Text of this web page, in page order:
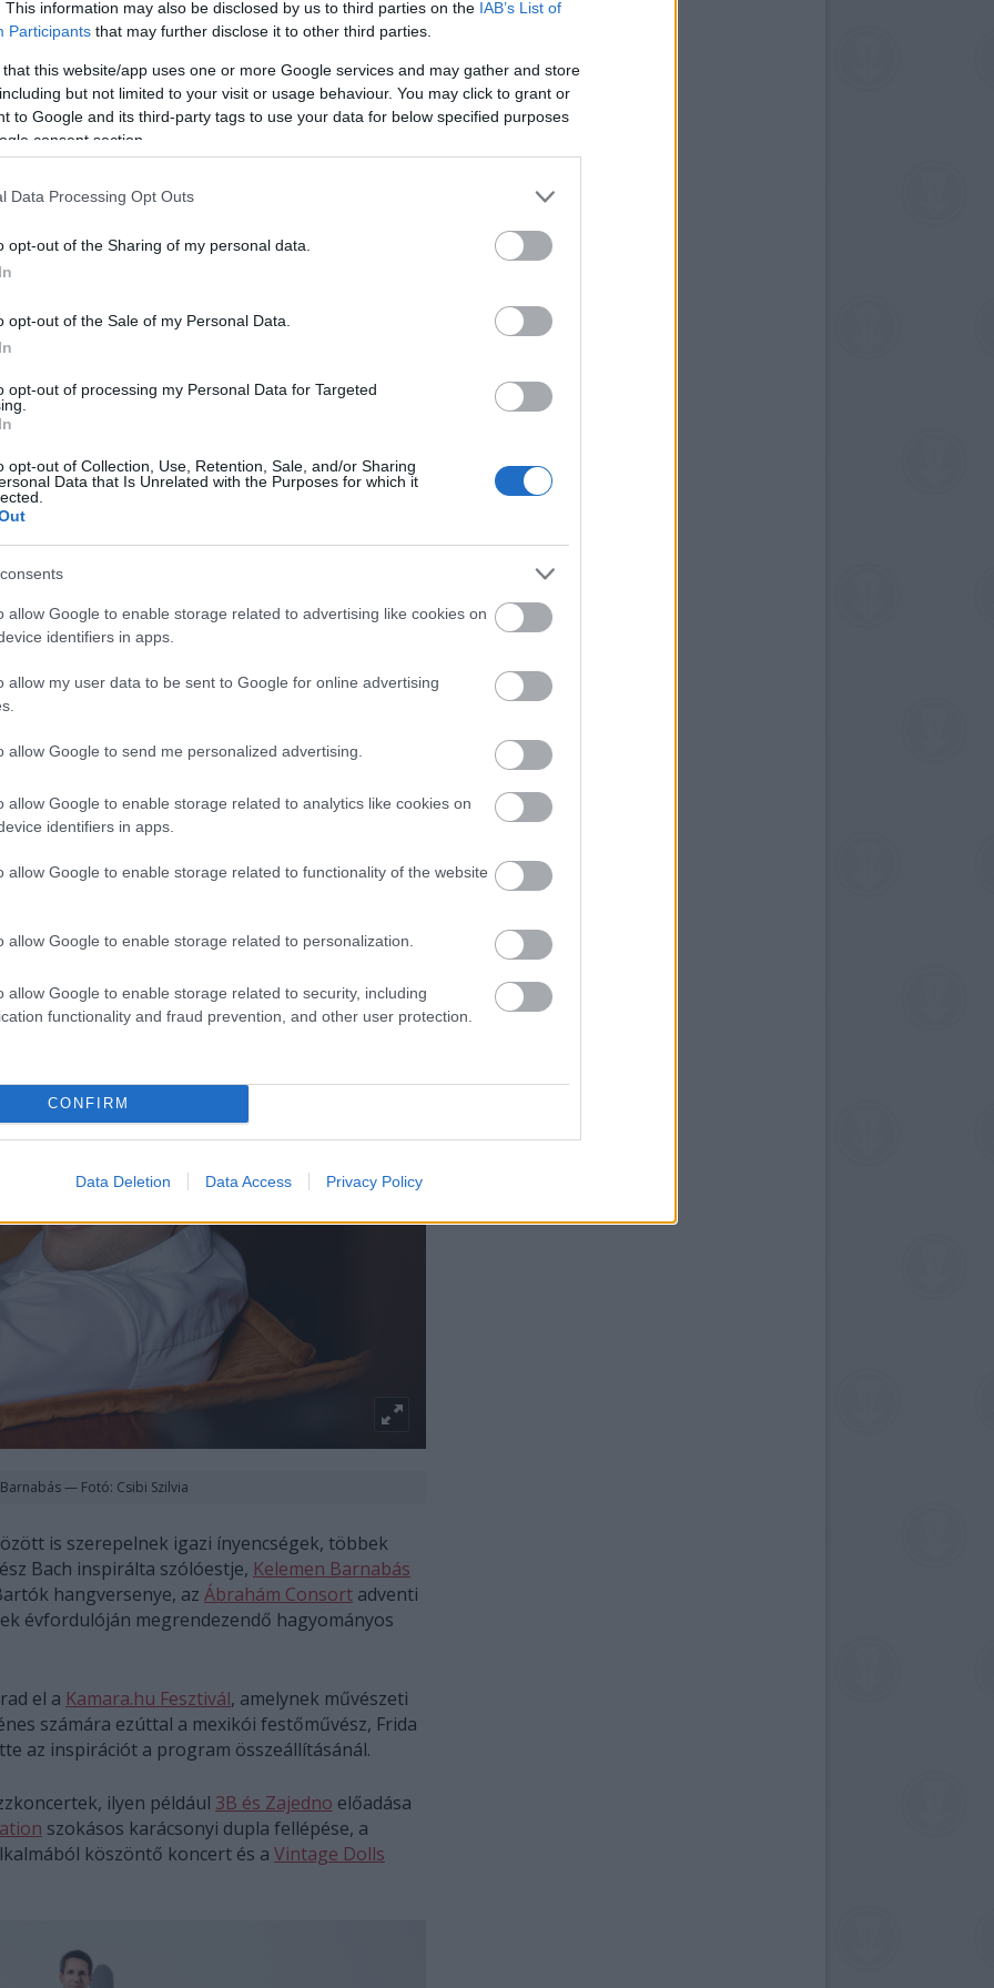
This information may also be disclosed by us to third parties on the IAB’s List of
Participants that may further disclose it to other third parties.
that this website/app uses one or more Google services and may gather and store
but not limited to your visit or usage behaviour. You may click to grant or
to Google and its third-party tags to use your data for below specified purposes
consent section.
Data Processing Opt Outs
opt-out of the Sharing of my personal data.
opt-out of the Sale of my Personal Data.
opt-out of processing my Personal Data for Targeted
opt-out of Collection, Use, Retention, Sale, and/or Sharing
Data that Is Unrelated with the Purposes for which it
allow Google to enable storage related to advertising like cookies on
identifiers in apps.
allow my user data to be sent to Google for online advertising
allow Google to send me personalized advertising.
allow Google to enable storage related to analytics like cookies on
identifiers in apps.
allow Google to enable storage related to functionality of the website
allow Google to enable storage related to personalization.
allow Google to enable storage related to security, including
functionality and fraud prevention, and other user protection.
CONFIRM
Data Deletion Data Access Privacy Policy
is játszik, október 28-ánBerecz MihályBach
Játékokciklusának részleteit, december 9-én
és Schönberg alkotásaiból válogat.
Terembena közös muzsikálás lényegét ragadja
egységet. Szeptember 30-án egy tiltott szerelem
keresztül Simon Izabella, Langer Ágnes és
27-én
Dénesemigráns magyar zeneszerzők
pedig december 10-én Berecz Mihály,
délutána szabadság és a képzelet tere: a
új, bérletes formájában is könnyed, mégis
Gábor értő magyarázataival. Október 4-én
a szonátairodalom remekeit hozzák el,
Sebestyénkoncertje Pablo Casals örökségét
Akadémiája
10–15 éveseknek. A Solti Teremben immár
Dalfőző matinésorozat koncertjei Mona Dániel
a zeneművek különféle zenei stílusban.
a december 20-iHabosra kevert jazz című
adnak a zene világába. A délelőtti
órakor kezdődnek a Solti Teremben. Bérletek
a Zeneakadémia a még
brand részeként:Simon Izabella
míg a felújított
a zene világába.
— Fotó: Csibi Szilvia
is szerepelnek igazi ínyencségek, többek
Bach inspirálta szólóestje, Kelemen Barnabás
hangversenye, az Ábrahám Consort adventi
évfordulóján megrendezendő hagyományos
el a Kamara.hu Fesztivál, amelynek művészeti
számára ezúttal a mexikói festőművész, Frida
az inspirációt a program összeállításánál.
ilyen például 3B és Zajedno előadása
szokásos karácsonyi dupla fellépése, a
köszöntő koncert és a Vintage Dolls